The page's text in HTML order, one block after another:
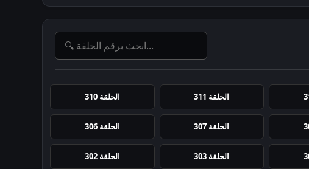
الحلقة 311 الحلقة 310
الحلقة 307 الحلقة 306
الحلقة 303 الحلقة 302